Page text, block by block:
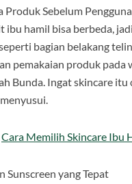
Produk Sebelum
ibu hamil bisa berbeda,
bagian belakang
pemakaian produk pada
Bunda. Ingat skincare itu
Cara Memilih Skincare Ibu
Sunscreen yang Tepat